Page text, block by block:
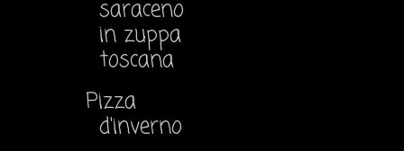
saraceno
in zuppa
toscana
Pizza
d'inverno